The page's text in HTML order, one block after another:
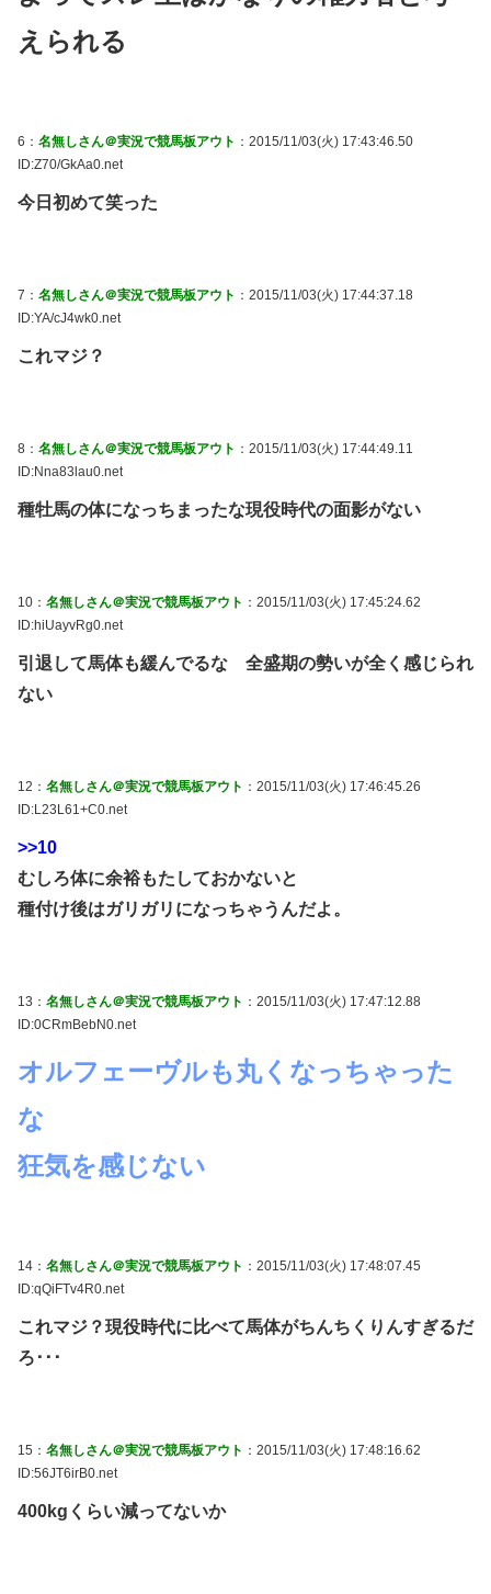
えられる
6： 名無しさん＠実況で競馬板アウト ：2015/11/03(火) 17:43:46.50
ID:Z70/GkAa0.net
今日初めて笑った
7： 名無しさん＠実況で競馬板アウト ：2015/11/03(火) 17:44:37.18
ID:YA/cJ4wk0.net
これマジ？
8： 名無しさん＠実況で競馬板アウト ：2015/11/03(火) 17:44:49.11
ID:Nna83lau0.net
種牡馬の体になっちまったな現役時代の面影がない
10： 名無しさん＠実況で競馬板アウト ：2015/11/03(火) 17:45:24.62
ID:hiUayvRg0.net
引退して馬体も緩んでるな 全盛期の勢いが全く感じられ
ない
12： 名無しさん＠実況で競馬板アウト ：2015/11/03(火) 17:46:45.26
ID:L23L61+C0.net
>>10
むしろ体に余裕もたしておかないと
種付け後はガリガリになっちゃうんだよ。
13： 名無しさん＠実況で競馬板アウト ：2015/11/03(火) 17:47:12.88
ID:0CRmBebN0.net
オルフェーヴルも丸くなっちゃった
な
狂気を感じない
14： 名無しさん＠実況で競馬板アウト ：2015/11/03(火) 17:48:07.45
ID:qQiFTv4R0.net
これマジ？現役時代に比べて馬体がちんちくりんすぎるだ
ろ･･･
15： 名無しさん＠実況で競馬板アウト ：2015/11/03(火) 17:48:16.62
ID:56JT6irB0.net
400kgくらい減ってないか